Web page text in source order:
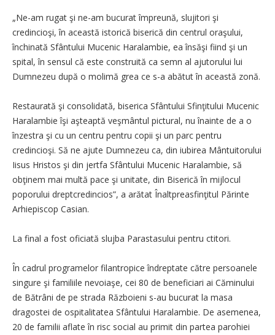
„Ne-am rugat şi ne-am bucurat împreună, slujitori şi
credincioşi, în această istorică biserică din centrul oraşului,
închinată Sfântului Mucenic Haralambie, ea însăşi fiind şi un
spital, în sensul că este construită ca semn al ajutorului lui
Dumnezeu după o molimă grea ce s-a abătut în această zonă.
Restaurată şi consolidată, biserica Sfântului Sfinţitului ­Mucenic
Haralambie îşi aşteaptă veşmântul pictural, nu înainte de a o
înzestra şi cu un centru pentru copii şi un parc pentru
credincioşi. Să ne ajute Dumnezeu ca, din iubirea Mântuitorului
Iisus Hristos şi din jertfa Sfântului Mucenic Haralambie, să
obţinem mai multă pace şi unitate, din Biserică în mijlocul
poporului dreptcredincios”, a arătat Înaltpreasfinţitul Părinte
Arhiepiscop Casian.
La final a fost oficiată slujba Parastasului pentru ctitori.
În cadrul programelor filantropice îndreptate către persoanele
singure şi familiile nevoiaşe, cei 80 de beneficiari ai Căminului
de Bătrâni de pe strada Războieni s-au bucurat la masa
dragostei de ospitalitatea Sfântului Haralambie. De asemenea,
20 de familii aflate în risc social au primit din partea parohiei